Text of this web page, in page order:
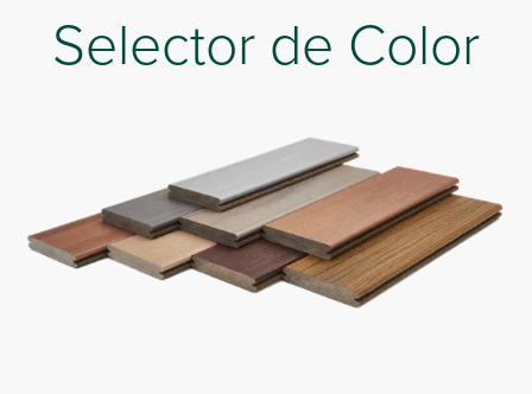
Selector de Color